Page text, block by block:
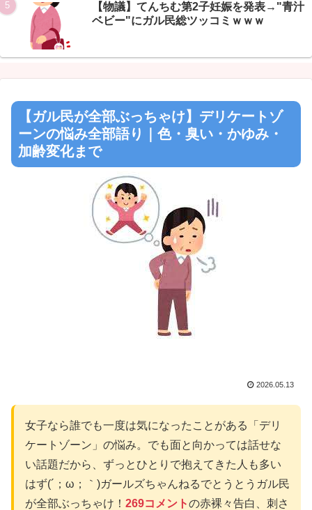
【物議】てんちむ第2子妊娠を発表→"青汁
ベビー"にガル民総ツッコミｗｗｗ
【ガル民が全部ぶっちゃけ】デリケートゾ
ーンの悩み全部語り｜色・臭い・かゆみ・
加齢変化まで
2026.05.13
女子なら誰でも一度は気になったことがある「デリ
ケートゾーン」の悩み。でも面と向かっては話せな
い話題だから、ずっとひとりで抱えてきた人も多い
はず(´；ω；｀)ガールズちゃんねるでとうとうガル民
が全部ぶっちゃけ！ 269コメントの赤裸々告白、刺さ